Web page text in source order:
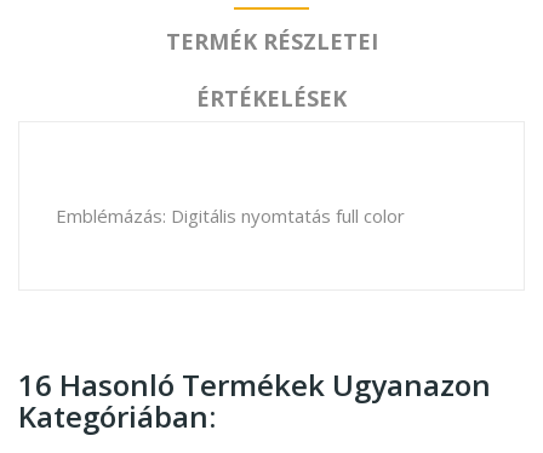
TERMÉK RÉSZLETEI
ÉRTÉKELÉSEK
Emblémázás: Digitális nyomtatás full color
16 Hasonló Termékek Ugyanazon
Kategóriában: